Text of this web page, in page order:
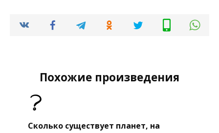
Похожие произведения
Сколько существует планет, на